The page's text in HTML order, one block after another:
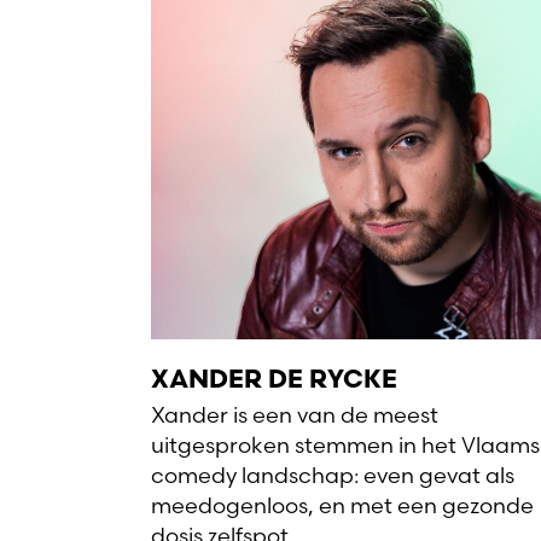
XANDER DE RYCKE
Xander is een van de meest
uitgesproken stemmen in het
comedy landschap: even gevat als
meedogenloos, en met een gezonde
dosis zelfspot.